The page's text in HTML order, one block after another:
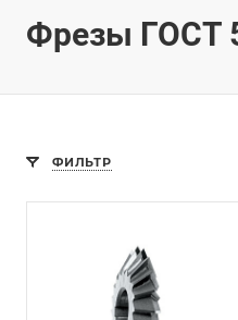
Фрезы ГОСТ
ФИЛЬТР